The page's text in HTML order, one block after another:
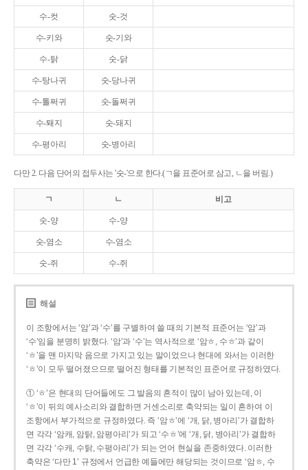
수-컷 숫-것
수-키와 숫-기와
수-탉 숫-닭
수-탕나귀 숫-당나귀
수-톨쩌귀 숫-돌쩌귀
수-퇘지 숫-돼지
수-평아리 숫-병아리
다만 2. 다음 단어의 접두사는 '숫-'으로 한다.(ㄱ을 표준어로 삼고, ㄴ을 버림.)
ㄱ ㄴ 비고
숫-양 수-양
숫-염소 수-염소
숫-쥐 수-쥐
해설
이 조항에서는 ‘암’과 ‘수’를 구별하여 쓸 때의 기본적 표준어는 ‘암’과
‘수’임을 분명히 밝혔다. ‘암’과 ‘수’는 역사적으로 ‘암ㅎ, 수ㅎ’과 같이
‘ㅎ’을 맨 마지막 음으로 가지고 있는 말이었으나 현대에 와서는 이러한
‘ㅎ’이 모두 떨어졌으므로 떨어진 형태를 기본적인 표준어로 규정하였다.
① ‘ㅎ’은 현대의 단어들에도 그 발음의 흔적이 많이 남아 있는데, 이
‘ㅎ’이 뒤의 예사소리와 결합하면 거센소리로 축약되는 일이 흔하여 이
조항에서 부가적으로 규정하였다. 즉 ‘암ㅎ’에 ‘개, 닭, 병아리’가 결합하
면 각각 ‘암캐, 암탉, 암평아리’가 되고 ‘수ㅎ’에 ‘개, 닭, 병아리’가 결합하
면 각각 ‘수캐, 수탉, 수평아리’가 되는 언어 현실을 존중하였다. 이러한
축약은 ‘다만 1’ 규정에서 언급한 예들에만 해당되는 것이므로 ‘암ㅎ, 수